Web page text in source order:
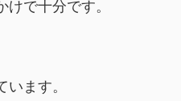
で十分です。
います。